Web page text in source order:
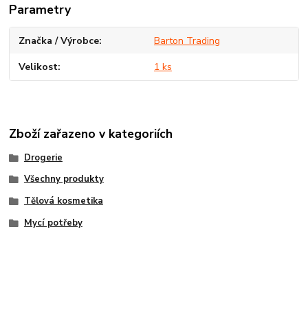
Parametry
Značka / Výrobce Barton Trading
Velikost 1 ks
Zboží zařazeno v kategoriích
Drogerie
Všechny produkty
Tělová kosmetika
Mycí potřeby